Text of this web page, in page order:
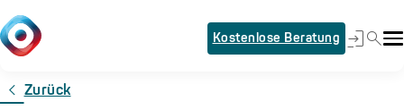
Kostenlose Beratung
Zurück